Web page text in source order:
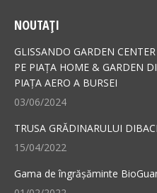
opens
in
new
window
opens
in
new
window
NOUTAȚI
GLISSANDO GARDEN
PE PIAȚA HOME & GARDEN
PIAȚA AERO A BURSEI
03/06/2024
TRUSA GRĂDINARULUI DIBACI
15/04/2022
Gama de îngrășăminte